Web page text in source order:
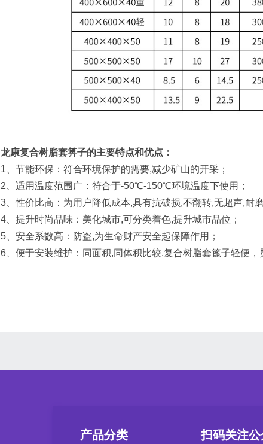
龙康复合树脂套箅子的主要特点和优点：
1、节能环保：符合环境保护的需要,减少矿山的开采；
2、适用温度范围广：符合于-50℃-150℃环境温度下使用；
3、性价比高：为用户降低成本,具有抗破损,不翻转,无超声,耐
4、提升时尚品味：美化城市,可分类着色,提升城市品位；
5、安全系数高：防盗,为生命财产安全起保障作用；
6、便于安装维护：同面积,同体积比较,复合树脂套篦子轻便，
产品分类 扫码关注